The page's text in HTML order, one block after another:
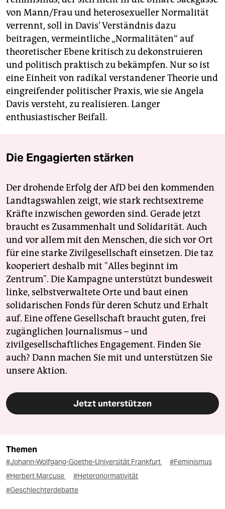
von Mann/Frau und heterosexueller Normalität
verrennt, soll in Davis’ Verständnis dazu
beitragen, vermeintliche „Normalitäten“ auf
theoretischer Ebene kritisch zu dekonstruieren
und politisch praktisch zu bekämpfen. Nur so ist
eine Einheit von radikal verstandener Theorie und
eingreifender politischer Praxis, wie sie Angela
Davis versteht, zu realisieren. Langer
enthusiastischer Beifall.
Die Engagierten stärken
Der drohende Erfolg der AfD bei den kommenden
Landtagswahlen zeigt, wie stark rechtsextreme
Kräfte inzwischen geworden sind. Gerade jetzt
braucht es Zusammenhalt und Solidarität. Auch
und vor allem mit den Menschen, die sich vor Ort
für eine starke Zivilgesellschaft einsetzen. Die taz
kooperiert deshalb mit "Alles beginnt im
Zentrum". Die Kampagne unterstützt bundesweit
linke, selbstverwaltete Orte und baut einen
solidarischen Fonds für deren Schutz und Erhalt
auf. Eine offene Gesellschaft braucht guten, frei
zugänglichen Journalismus – und
zivilgesellschaftliches Engagement. Finden Sie
auch? Dann machen Sie mit und unterstützen Sie
unsere Aktion.
Jetzt unterstützen
Themen
#Johann-Wolfgang-Goethe-Universität Frankfurt
#Feminismus
#Herbert Marcuse
#Heteronormativität
#Geschlechterdebatte